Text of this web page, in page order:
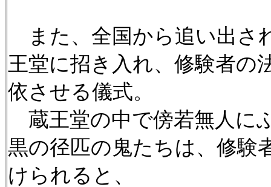
また、全国から追い出さ
王堂に招き入れ、修験者の
依させる儀式。
蔵王堂の中で傍若無人に
黒の径匹の鬼たちは、修験
けられると、